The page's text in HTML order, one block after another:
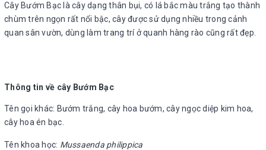
Cây Bướm Bạc là cây dạng thân bụi, có lá bắc màu trắng tạo thành
chùm trên ngọn rất nổi bậc, cây được sử dụng nhiều trong cảnh
quan sân vườn, dùng làm trang trí ở quanh hàng rào cũng rất đẹp.
Thông tin về cây Bướm Bạc
Tên gọi khác: Bướm trắng, cây hoa bướm, cây ngọc diệp kim hoa,
cây hoa én bạc.
Tên khoa học: Mussaenda philippica